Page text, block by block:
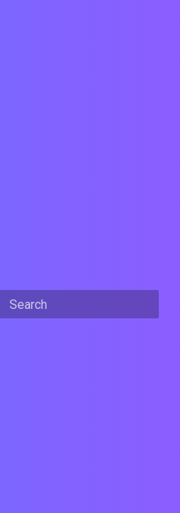
Arena Cloud Documentation